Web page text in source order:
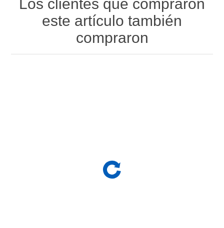
Los clientes que compraron
este artículo también
compraron